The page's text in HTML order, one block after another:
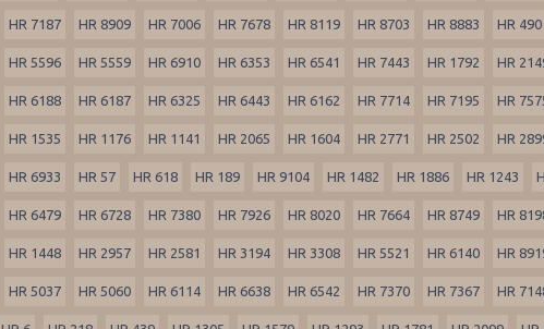
HR 7187 HR 8909 HR 7006 HR 7678 HR 8119 HR 8703 HR 8883 HR 490
HR 5596 HR 5559 HR 6910 HR 6353 HR 6541 HR 7443 HR 1792 HR
HR 6188 HR 6187 HR 6325 HR 6443 HR 6162 HR 7714 HR 7195 HR
HR 1535 HR 1176 HR 1141 HR 2065 HR 1604 HR 2771 HR 2502 HR
HR 6933 HR 57 HR 618 HR 189 HR 9104 HR 1482 HR 1886 HR 1243
HR 6479 HR 6728 HR 7380 HR 7926 HR 8020 HR 7664 HR 8749 HR
HR 1448 HR 2957 HR 2581 HR 3194 HR 3308 HR 5521 HR 6140 HR
HR 5037 HR 5060 HR 6114 HR 6638 HR 6542 HR 7370 HR 7367 HR